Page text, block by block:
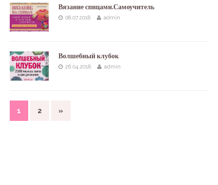
Вязание спицами.Самоучитель
08.07.2018 admin
Волшебный клубок
26.04.2018 admin
1 2 »